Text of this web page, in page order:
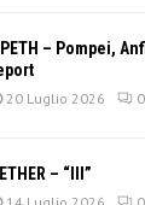
– Pompei,
20 Luglio 2026 0
– “III”